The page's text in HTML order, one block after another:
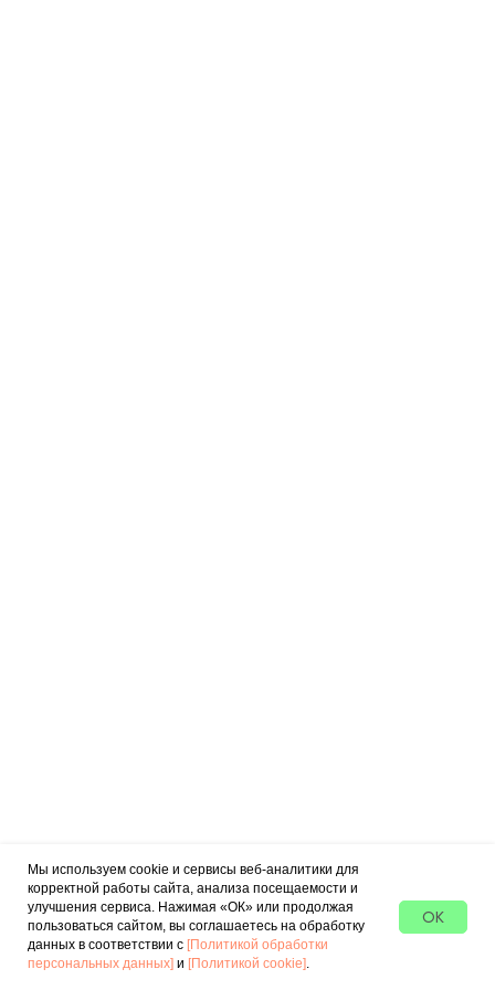
Мы используем cookie и сервисы веб-аналитики для
корректной работы сайта, анализа посещаемости и
улучшения сервиса. Нажимая «ОК» или продолжая
пользоваться сайтом, вы соглашаетесь на обработку
данных в соответствии с [Политикой обработки
персональных данных] и [Политикой cookie].
OK